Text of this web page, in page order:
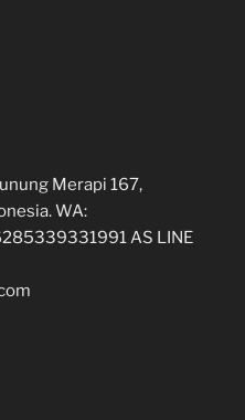
Merapi 167,
WA:
AS LINE